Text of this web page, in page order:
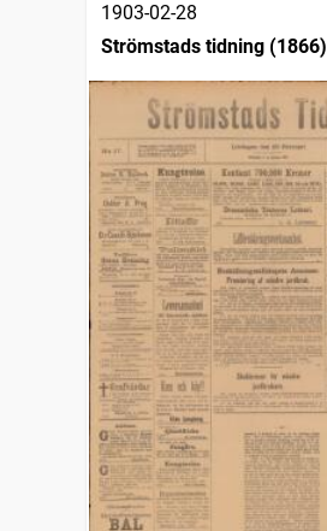
1903-02-28
Strömstads tidning (1866)